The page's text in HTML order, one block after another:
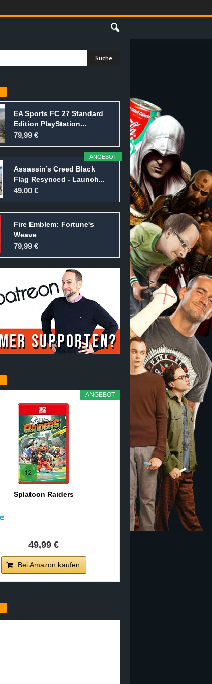
EA Sports FC 27 Standard
Edition PlayStation...
79,99 €
ANGEBOT
Assassin’s Creed Black
Flag Resynced - Launch...
49,00 €
Fire Emblem: Fortune's
Weave
79,99 €
ANGEBOT
Splatoon Raiders
49,99 €
Bei Amazon kaufen